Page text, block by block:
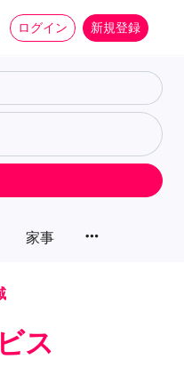
ログイン 新規登録
家事 more_horiz
ス